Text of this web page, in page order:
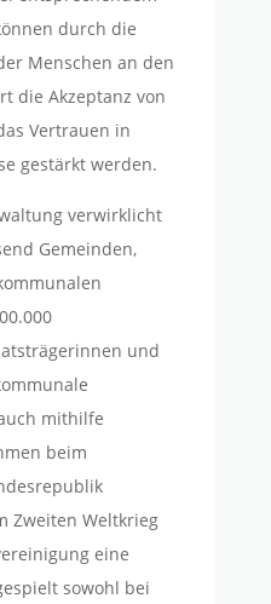
durch die
Menschen an den
die Akzeptanz von
Vertrauen in
gestärkt werden.
verwirklicht
Gemeinden,
und
mithilfe
beim
Zweiten Weltkrieg
eine
sowohl bei